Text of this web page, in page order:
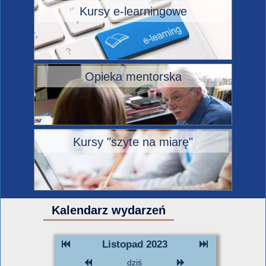
Kursy e-learningowe
Opieka mentorska
Kursy "szyte na miarę"
Kalendarz wydarzeń
Listopad 2023
dziś